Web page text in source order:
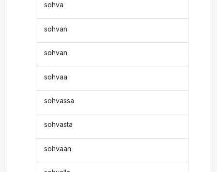
sohva
sohvan
sohvan
sohvaa
sohvassa
sohvasta
sohvaan